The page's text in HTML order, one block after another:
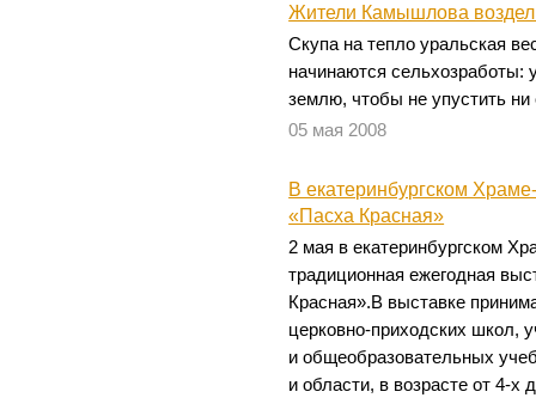
Жители Камышлова
Скупа на тепло уральская
начинаются сельхозработы:
землю, чтобы не упустить ни
05 мая 2008
В екатеринбургском
«Пасха Красная»
2 мая в екатеринбургском
традиционная ежегодная
Красная».В выставке
церковно-приходских школ,
и общеобразовательных
и области, в возрасте от 4-х